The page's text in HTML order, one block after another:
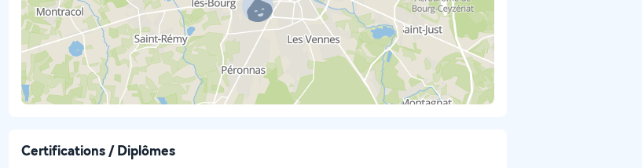
Certifications / Diplômes